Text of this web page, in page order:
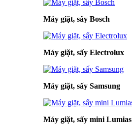
Máy giặt, sấy Bosch
Máy giặt, sấy Electrolux
Máy giặt, sấy Samsung
Máy giặt, sấy mini Lumias